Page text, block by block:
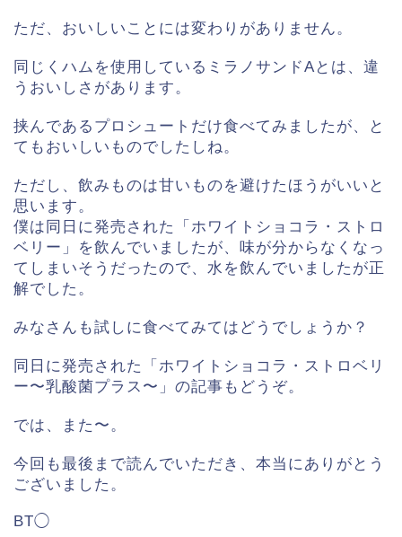
ただ、おいしいことには変わりがありません。
同じくハムを使用しているミラノサンドAとは、違
うおいしさがあります。
挟んであるプロシュートだけ食べてみましたが、と
てもおいしいものでしたしね。
ただし、飲みものは甘いものを避けたほうがいいと
思います。
僕は同日に発売された「ホワイトショコラ・ストロ
ベリー」を飲んでいましたが、味が分からなくなっ
てしまいそうだったので、水を飲んでいましたが正
解でした。
みなさんも試しに食べてみてはどうでしょうか？
同日に発売された「ホワイトショコラ・ストロベリ
ー〜乳酸菌プラス〜」の記事もどうぞ。
では、また〜。
今回も最後まで読んでいただき、本当にありがとう
ございました。
BT◯